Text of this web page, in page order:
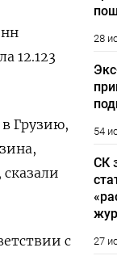
12.123
Грузию,
с